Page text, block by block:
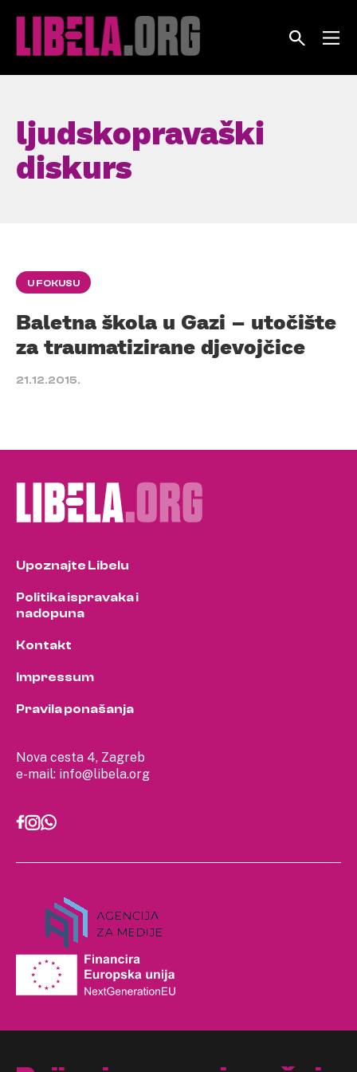
ljudskopravaški
diskurs
U FOKUSU
Baletna škola u Gazi – utočište
za traumatizirane djevojčice
21.12.2015.
Nova cesta 4, Zagreb
e-mail: info@libela.org
Upoznajte Libelu
Politika ispravaka i
nadopuna
Kontakt
Impressum
Pravila ponašanja